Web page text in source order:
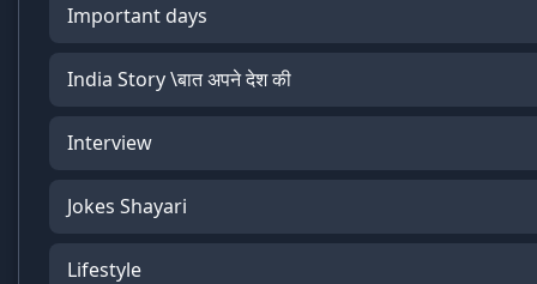
Important days
India Story \बात अपने देश की
Interview
Jokes Shayari
Lifestyle